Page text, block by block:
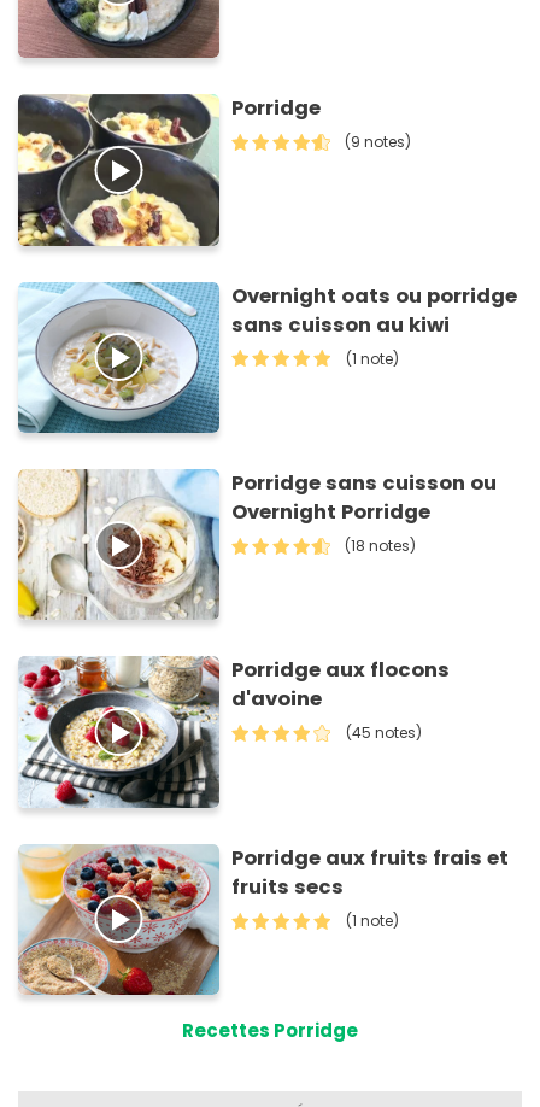
Porridge
(9 notes)
Overnight oats ou porridge
sans cuisson au kiwi
(1 note)
Porridge sans cuisson ou
Overnight Porridge
(18 notes)
Porridge aux flocons
d'avoine
(45 notes)
Porridge aux fruits frais et
fruits secs
(1 note)
Recettes Porridge